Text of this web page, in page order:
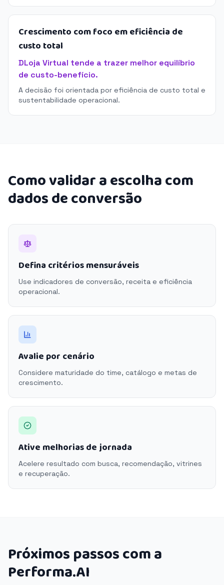
Crescimento com foco em eficiência de
custo total
DLoja Virtual tende a trazer melhor equilíbrio
de custo-benefício.
A decisão foi orientada por eficiência de custo total e
sustentabilidade operacional.
Como validar a escolha com
dados de conversão
Defina critérios mensuráveis
Use indicadores de conversão, receita e eficiência
operacional.
Avalie por cenário
Considere maturidade do time, catálogo e metas de
crescimento.
Ative melhorias de jornada
Acelere resultado com busca, recomendação, vitrines
e recuperação.
Próximos passos com a
Performa.AI